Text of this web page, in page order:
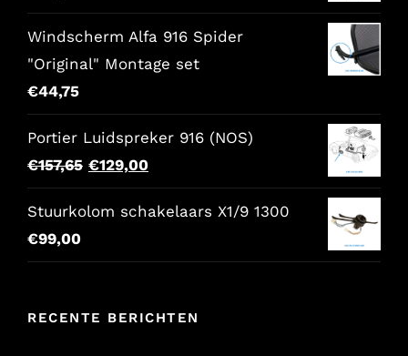
Windscherm Alfa 916 Spider
"Original" Montage set
€44,75
Portier Luidspreker 916 (NOS)
€157,65 Oorspronkelijke
prijs
was:
€129,00Huidige
prijs
is:
Stuurkolom schakelaars X1/9 1300
€99,00
RECENTE BERICHTEN